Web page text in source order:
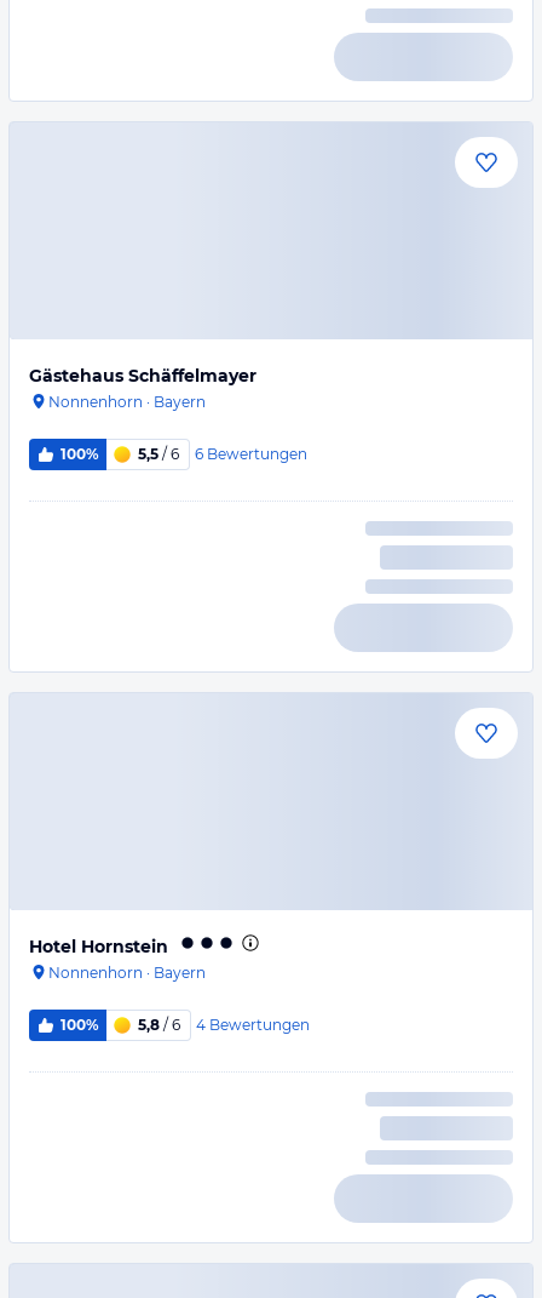
Gästehaus Schäffelmayer
Nonnenhorn · Bayern
100% 5,5 / 6 6 Bewertungen
Hotel Hornstein
Nonnenhorn · Bayern
100% 5,8 / 6 4 Bewertungen